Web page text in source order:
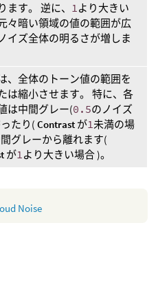
ます。 逆に、
1 より大きい
々暗い領域の値の範囲が広
イズ全体の明るさが増しま
、全体のトーン値の範囲を
は縮小させます。 特に、各
は中間グレー(0.5のノイズ
たり( Contrast が1 未満の場
グレーから離れます(
が1 より大きい場合 )。
Noise